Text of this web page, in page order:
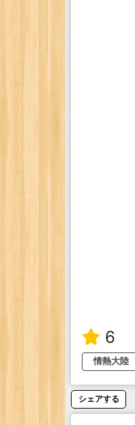
6
情熱大陸
シェアする